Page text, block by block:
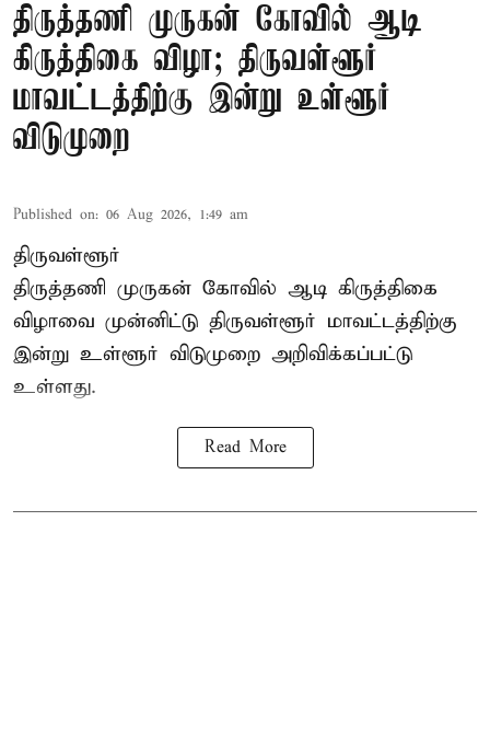
திருத்தணி முருகன் கோவில் ஆடி
கிருத்திகை விழா; திருவள்ளூர்
மாவட்டத்திற்கு இன்று உள்ளூர்
விடுமுறை
Published on: 06 Aug 2026, 1:49 am
திருவள்ளூர்
திருத்தணி முருகன் கோவில் ஆடி கிருத்திகை
விழாவை முன்னிட்டு திருவள்ளூர் மாவட்டத்திற்கு
இன்று உள்ளூர் விடுமுறை அறிவிக்கப்பட்டு
உள்ளது.
Read More